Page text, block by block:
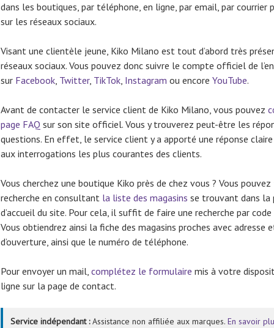
dans les boutiques, par téléphone, en ligne, par email, par courrier
sur les réseaux sociaux.
Visant une clientèle jeune, Kiko Milano est tout d’abord très
réseaux sociaux. Vous pouvez donc suivre le compte officiel de
sur Facebook, Twitter, TikTok, Instagram ou encore YouTube.
Avant de contacter le service client de Kiko Milano, vous pouvez
page FAQ sur son site officiel. Vous y trouverez peut-être les
questions. En effet, le service client y a apporté une réponse
aux interrogations les plus courantes des clients.
Vous cherchez une boutique Kiko près de chez vous ? Vous
recherche en consultant la liste des magasins se trouvant dans la
d’accueil du site. Pour cela, il suffit de faire une recherche par
Vous obtiendrez ainsi la fiche des magasins proches avec adresse
d’ouverture, ainsi que le numéro de téléphone.
Pour envoyer un mail, complétez le formulaire mis à votre
ligne sur la page de contact.
Service indépendant :Assistance non affiliée aux marques. En savoir